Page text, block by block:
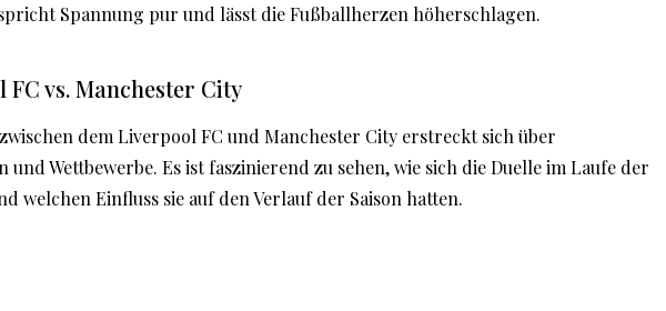
Spannung pur und lässt die Fußballherzen höherschlagen.
vs. Manchester City
dem Liverpool FC und Manchester City erstreckt sich über
und Wettbewerbe. Es ist faszinierend zu sehen, wie sich die Duelle im Laufe der
welchen Einfluss sie auf den Verlauf der Saison hatten.